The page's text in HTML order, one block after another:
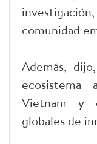
comunidad
Además,
Vietnam y
globales de